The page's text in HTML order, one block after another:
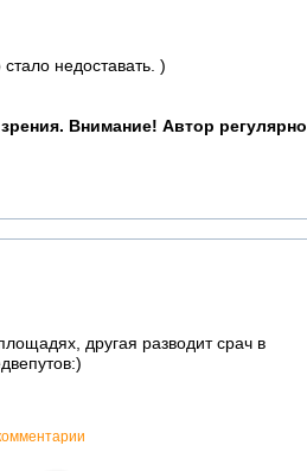
недоставать. )
Внимание! Автор регулярно
другая разводит срач в